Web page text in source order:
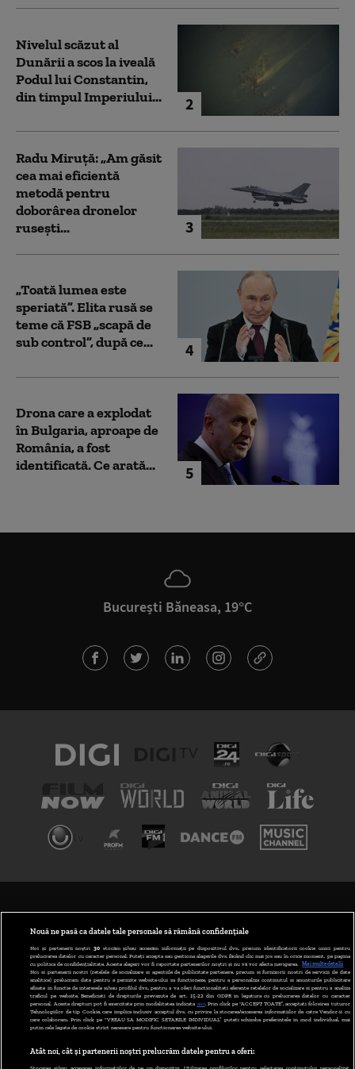
2
Nivelul scăzut al
Dunării a scos la iveală
Podul lui Constantin,
din timpul Imperiului...
3
Radu Miruță: „Am găsit
cea mai eficientă
metodă pentru
doborârea dronelor
rusești...
4
„Toată lumea este
speriată”. Elita rusă se
teme că FSB „scapă de
sub control”, după ce...
5
Drona care a explodat
în Bulgaria, aproape de
România, a fost
identificată. Ce arată...
București Băneasa, 19°C
ABONARE DIGI TV
GESTIONAȚI PREFERINȚELE
CODUL DIGI24
CAMERE WEB
CONTACT/INFO
Nouă ne pasă ca datele tale personale să rămână confidențiale
Noi și partenerii noștri 30stocăm și/sau accesăm informații pe dispozitivul dvs., precum identificatorii cookie unici pentru
prelucrarea datelor cu caracter personal. Puteți accepta sau gestiona alegerile dvs. făcând clic mai jos sau în orice moment, pe pagina
cu politica de confidențialitate. Aceste alegeri vor fi raportate partenerilor noștri și nu vă vor afecta navigarea.
Mai multe detalii
Noi si partenerii nostri (retelele de socializare si agentiile de publicitate partenere, precum si furnizorii nostri de servicii de date
analitice) prelucram date pentru a permite website-ului sa functioneze, pentru a personaliza continutul si anunturile publicitare
afisate in functie de interesele si/sau profilul dvs., pentru a va oferi functionalitati aferente retelelor de socializare si pentru a analiza
traficul pe website. Beneficiati de drepturile prevazute de art. 15-22 din GDPR in legatura cu prelucrarea datelor cu caracter
personal. Aceste drepturi pot fi exercitate prin modalitatea indicata aici. Prin click pe “ACCEPT TOATE”, acceptati folosirea tuturor
Tehnologiilor de tip Cookie, care implica inclusiv acceptul dvs. cu privire la stocarea/accesarea informatiilor de catre Vendor-ii cu
care colaboram. Prin click pe “VREAU SA MODIFIC SETARILE INDIVIDUAL” puteti schimba preferintele in mod individual, mai
putin cele legate de cookie strict necesare pentru functionarea website-ului.
Atât noi, cât și partenerii noștri prelucrăm datele pentru a oferi: